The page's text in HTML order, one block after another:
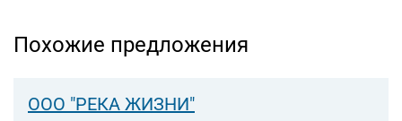
Похожие предложения
ООО "РЕКА ЖИЗНИ"